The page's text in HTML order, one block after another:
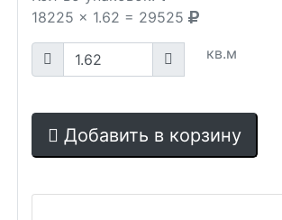
18225 x 1.62 = 29525
кв.м
Добавить в корзину